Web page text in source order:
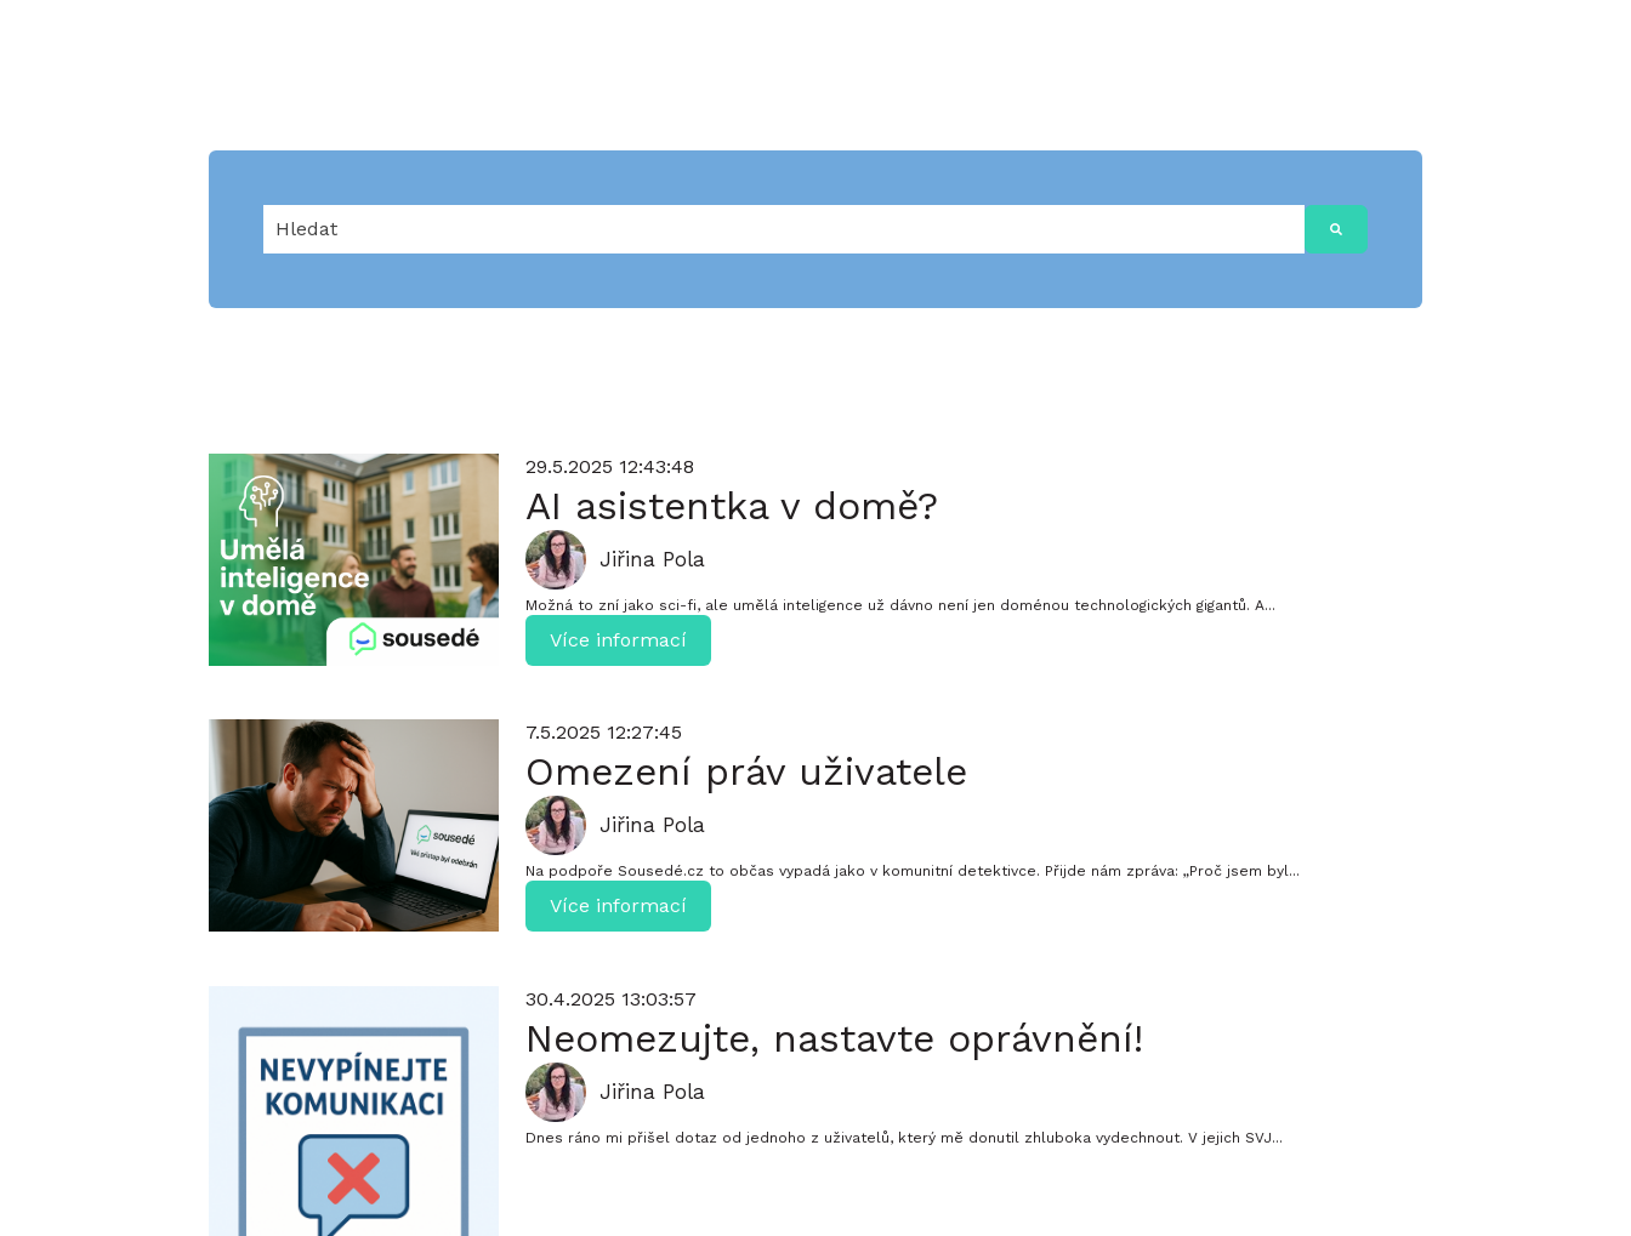
Toto je pole hledání s funkcí automatických návrhů.
AI asistentka v domě?
Jiřina Pola
29.5.2025 12:43:48
Možná to zní jako sci-fi, ale umělá inteligence už dávno není jen doménou technologických gigantů. A...
Více informací
Omezení práv uživatele
Jiřina Pola
7.5.2025 12:27:45
Na podpoře Sousedé.cz to občas vypadá jako v komunitní detektivce. Přijde nám zpráva: „Proč jsem byl...
Více informací
Neomezujte, nastavte oprávnění!
Jiřina Pola
30.4.2025 13:03:57
Dnes ráno mi přišel dotaz od jednoho z uživatelů, který mě donutil zhluboka vydechnout. V jejich SVJ...